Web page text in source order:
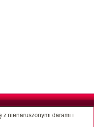
z nienaruszonymi darami i